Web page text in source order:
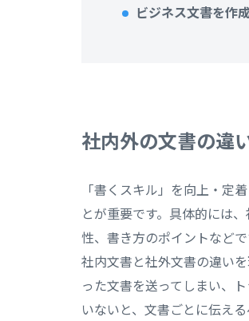
ビジネス文書を作
社内外の文書の違
「書くスキル」を向上・定
とが重要です。具体的には
性、書き方のポイントなどで
社内文書と社外文書の違い
った文書を送ってしまい、
いないと、文書ごとに伝え